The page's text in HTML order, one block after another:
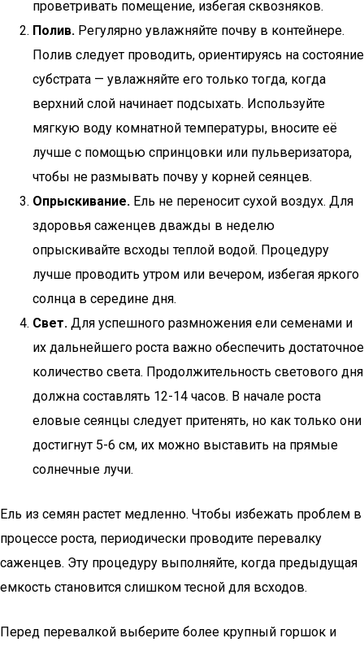
проветривать помещение, избегая сквозняков.
Полив. Регулярно увлажняйте почву в контейнере.
Полив следует проводить, ориентируясь на состояние
субстрата — увлажняйте его только тогда, когда
верхний слой начинает подсыхать. Используйте
мягкую воду комнатной температуры, вносите её
лучше с помощью спринцовки или пульверизатора,
чтобы не размывать почву у корней сеянцев.
Опрыскивание. Ель не переносит сухой воздух. Для
здоровья саженцев дважды в неделю
опрыскивайте всходы теплой водой. Процедуру
лучше проводить утром или вечером, избегая яркого
солнца в середине дня.
Свет. Для успешного размножения ели семенами и
их дальнейшего роста важно обеспечить достаточное
количество света. Продолжительность светового дня
должна составлять 12-14 часов. В начале роста
еловые сеянцы следует притенять, но как только они
достигнут 5-6 см, их можно выставить на прямые
солнечные лучи.
Ель из семян растет медленно. Чтобы избежать проблем в
процессе роста, периодически проводите перевалку
саженцев. Эту процедуру выполняйте, когда предыдущая
емкость становится слишком тесной для всходов.
Перед перевалкой выберите более крупный горшок и